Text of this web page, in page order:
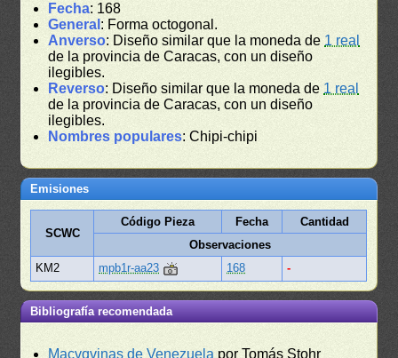
Fecha: 168
General : Forma octogonal.
Anverso: Diseño similar que la moneda de 1 real
de la provincia de Caracas, con un diseño
ilegibles.
Reverso: Diseño similar que la moneda de 1 real
de la provincia de Caracas, con un diseño
ilegibles.
Nombres populares: Chipi-chipi
Emisiones
SCWC
Código Pieza Fecha
Cantidad
Observaciones
KM2
mpb1r-aa23 168 -
Bibliografía recomendada
Macvqvinas de Venezuela por Tomás Stohr